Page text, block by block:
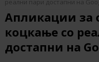
реални пари достапни на
Апликации за
коцкање со
достапни на